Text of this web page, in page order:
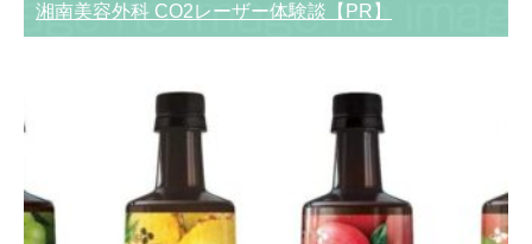
湘南美容外科 CO2レーザー体験談【PR】